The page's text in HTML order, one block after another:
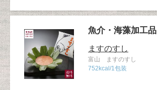
魚介・海藻加工品
ますのすし
富山 ますのすし
752kcal/1包装